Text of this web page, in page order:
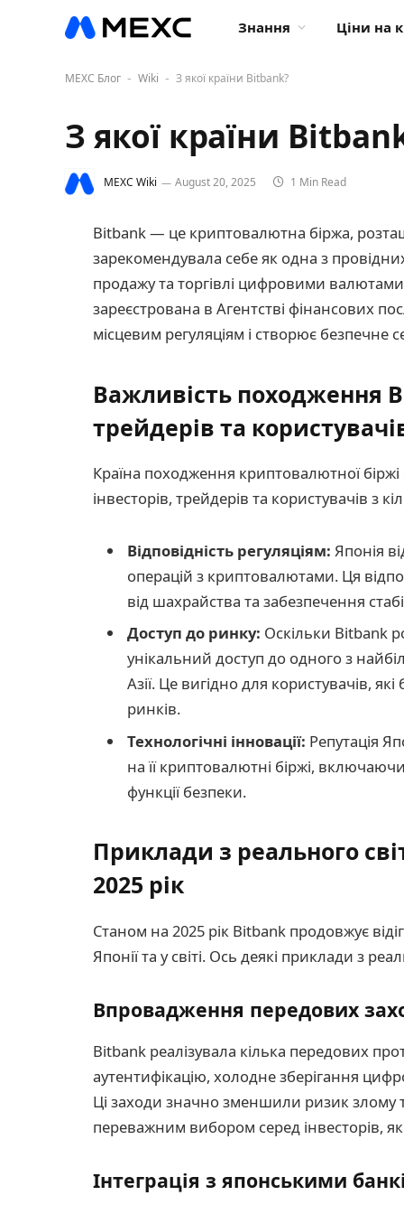
Знання Ціни на
MEXC Блог - Wiki - З якої країни Bitbank?
З якої країни
MEXC Wiki August 20, 2025 1 Min Read
Bitbank — це криптовалютна біржа,
зарекомендувала себе як одна з
продажу та торгівлі цифровими
зареєстрована в Агентстві фінансових
місцевим регуляціям і створює безпечне
Важливість походження
трейдерів та
Країна походження криптовалютної
інвесторів, трейдерів та користувачів з
Відповідність регуляціям: Японія
операцій з криптовалютами. Ця
від шахрайства та забезпечення
Доступ до ринку: Оскільки Bitbank
унікальний доступ до одного з
Азії. Це вигідно для користувачів,
ринків.
Технологічні інновації: Репутація
на її криптовалютні біржі,
функції безпеки.
Приклади з реального
2025 рік
Станом на 2025 рік Bitbank продовжує
Японії та у світі. Ось деякі приклади з
Впровадження передових
Bitbank реалізувала кілька передових
аутентифікацію, холодне зберігання
Ці заходи значно зменшили ризик злому
переважним вибором серед інвесторів,
Інтеграція з японськими